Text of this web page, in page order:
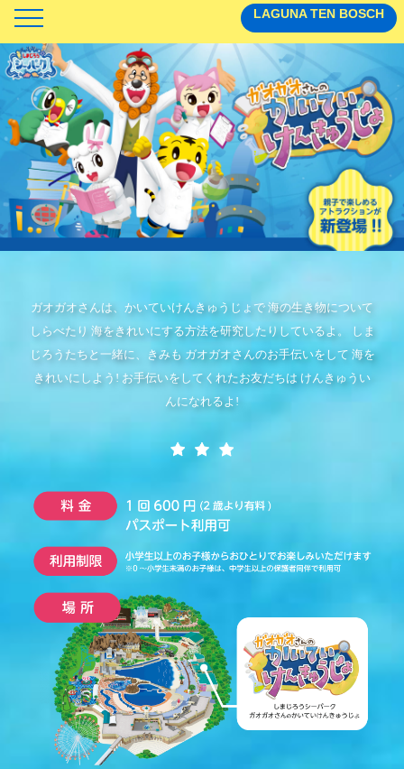
TOP
アトラクション
フード
グッズ
ぷくぷくトレイン
ガオガオさんのかいていけんきゅうじょ
オリジナルカードをつくろう！
LAGUNA TEN BOSCH
ガオガオさんは、かいていけんきゅうじょで 海の生き物について
しらべたり 海をきれいにする方法を研究したりしているよ。 しま
じろうたちと一緒に、きみも ガオガオさんのお手伝いをして 海を
きれいにしよう! お手伝いをしてくれたお友だちは けんきゅうい
んになれるよ!